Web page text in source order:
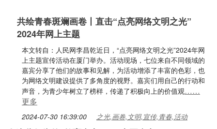
共绘青春斑斓画卷丨直击“点亮网络文明之光”
2024年网上主题
本文转自：人民网李昌乾近日，“点亮网络文明之光”2024年网
上主题宣传活动在厦门举办。活动现场，七位来自不同领域的
嘉宾分享了他们的故事和见解，为活动增添了丰富的色彩，也
为网络文明建设提供了多角度的视野。嘉宾们用自己的行动和
声音，为青少年树立了榜样，传递了积极向上的价值观……
更多
2024-07-30 16:39:00 之光,画卷,文明,宣传,青春,活动